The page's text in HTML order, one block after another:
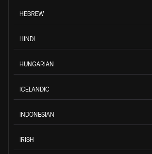
HEBREW
HINDI
HUNGARIAN
ICELANDIC
INDONESIAN
IRISH